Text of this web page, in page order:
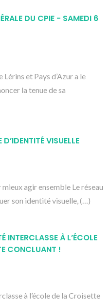
DU CPIE - SAMEDI 6
Lérins et Pays d’Azur a le
la tenue de sa
VISUELLE
agir ensemble Le réseau
son identité visuelle, (…)
INTERCLASSE À L’ÉCOLE
CONCLUANT !
à l’école de la Croisette